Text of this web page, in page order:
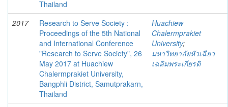
Thailand
2017
Research to Serve Society :
Proceedings of the 5th National
and International Conference
"Research to Serve Society", 26
May 2017 at Huachiew
Chalermprakiet University,
Bangphli District, Samutprakarn,
Thailand
Huachiew
Chalermprakiet
University;
มหาวิทยาลัยหัวเฉียว
เฉลิมพระเกียรติ